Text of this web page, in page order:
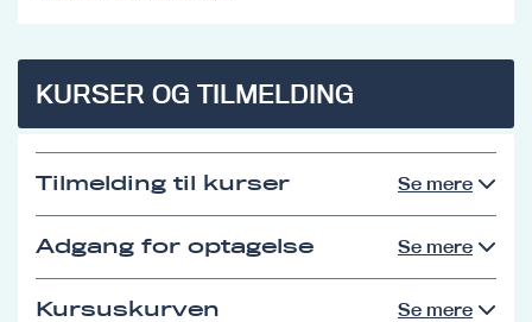
KURSER OG TILMELDING
Tilmelding til kurser Se mere
Adgang for optagelse Se mere
Kursuskurven Se mere